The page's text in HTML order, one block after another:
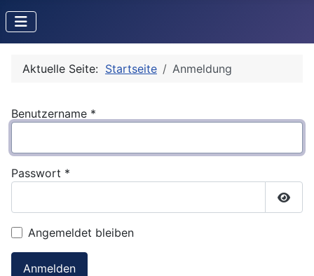
Aktuelle Seite: Startseite Anmeldung
Benutzername *
Passwort *
Angemeldet bleiben
Anmelden